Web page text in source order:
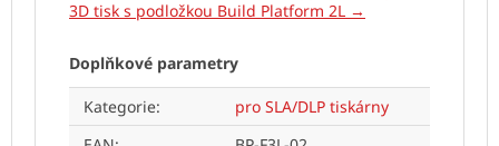
3D tisk s podložkou Build Platform 2L →
Doplňkové parametry
Kategorie:
pro SLA/DLP tiskárny